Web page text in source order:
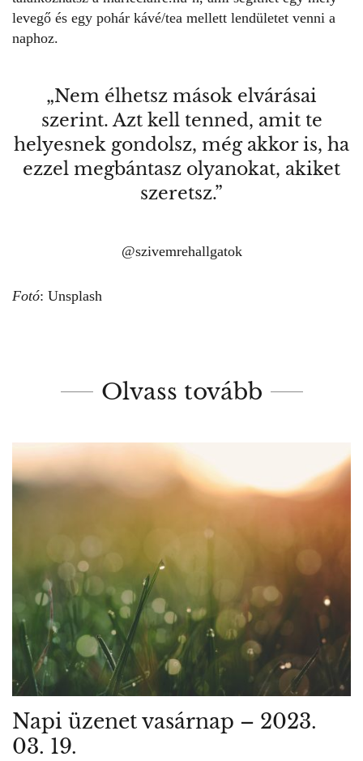
levegő és egy pohár kávé/tea mellett lendületet venni a
naphoz.
„Nem élhetsz mások elvárásai
szerint. Azt kell tenned, amit te
helyesnek gondolsz, még akkor is, ha
ezzel megbántasz olyanokat, akiket
szeretsz.”
@szivemrehallgatok
Fotó: Unsplash
Olvass tovább
Napi üzenet vasárnap – 2023.
03. 19.